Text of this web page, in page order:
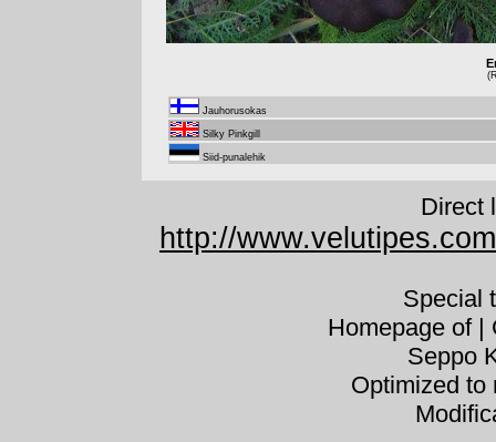
Jauhorusokas
Silky Pinkgill
Siid-punalehik
Direct
http://
Special
Homepage of |
Seppo
Optimized to